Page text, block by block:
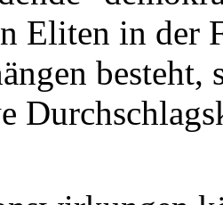
Eliten in der